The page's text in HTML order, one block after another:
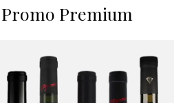
Promo Premium